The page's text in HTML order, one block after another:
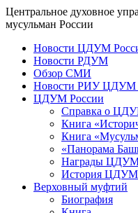
Центральное духовное
мусульман России
Новости ЦДУМ
Новости РДУМ
Обзор СМИ
Новости РИУ ЦДУМ
ЦДУМ России
Справка о
Книга
Книга
«Панорама
Награды ЦДУМ
История ЦДУМ
Верховный муфтий
Биография